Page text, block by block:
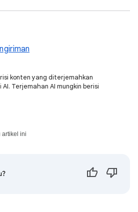
konten yang diterjemahkan
Terjemahan AI mungkin berisi
artikel ini